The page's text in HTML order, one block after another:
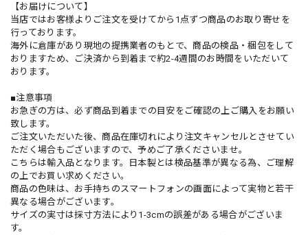
【お届けについて】
当店ではお客様よりご注文を受けてから1点ずつ商品のお取り寄せを
行っております。
海外に倉庫があり現地の提携業者のもとで、商品の検品・梱包をして
おりますため、ご決済から到着まで約2-4週間のお時間をいただいて
おります。
■注意事項
お急ぎの方は、必ず商品到着までの目安をご確認の上ご購入をお願い
致します。
ご注文いただいた後、商品在庫切れにより注文キャンセルとさせてい
ただく場合もございますので、予めご了承くださいませ。
こちらは輸入品となります。日本製とは検品基準が異なる為、ご理解
の上でお買い求めください。
商品の色味は、お手持ちのスマートフォンの画面によって実物と若干
異なる場合がございます。
サイズの実寸は採寸方法により1-3cmの誤差がある場合がございま
す。